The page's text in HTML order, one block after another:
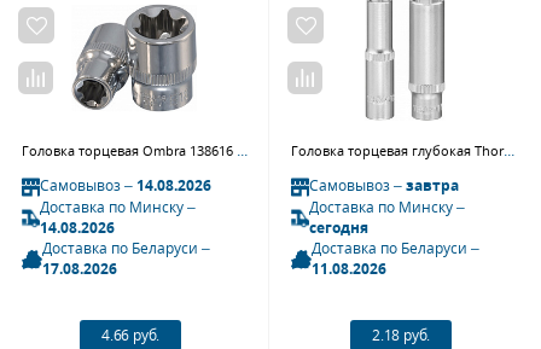
Головка торцевая Ombra 138616 (3/8";DR, внешний TORX®, Е16)
Самовывоз –14.08.2026
Доставка по Минску –
14.08.2026
Доставка по Беларуси –
17.08.2026
4.66 руб.
Головка торцевая глубокая Thorvik FS11411 (1/4") 11 мм
Самовывоз –завтра
Доставка по Минску –
сегодня
Доставка по Беларуси –
11.08.2026
2.18 руб.